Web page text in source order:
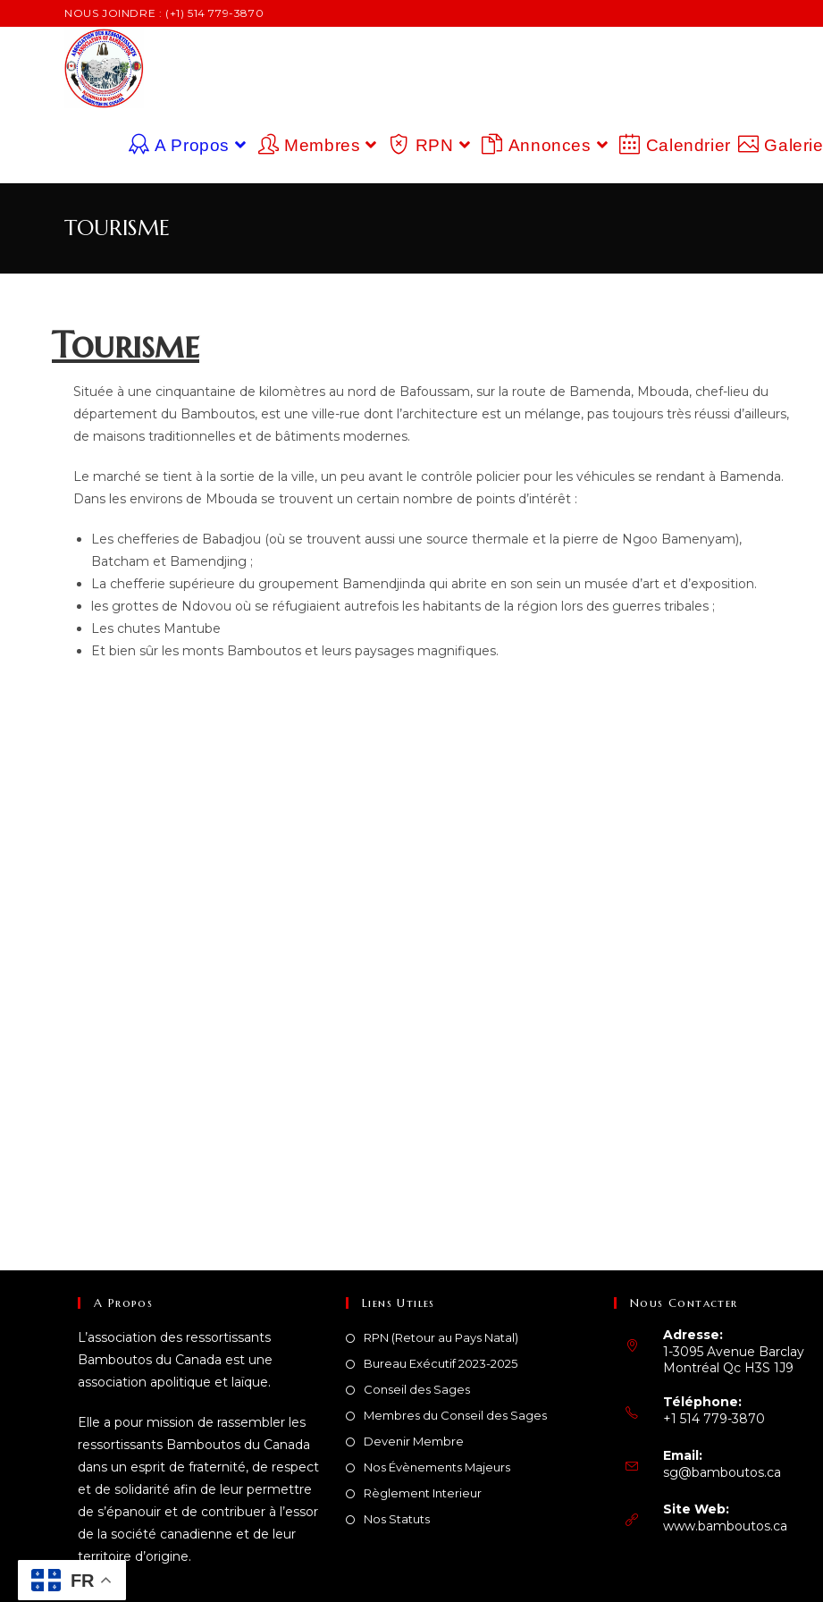
NOUS JOINDRE : (+1) 514 779-3870
A Propos Membres RPN Annonces Calendrier Galerie
TOURISME
Tourisme
Située à une cinquantaine de kilomètres au nord de Bafoussam, sur la route de Bamenda, Mbouda, chef-lieu du
département du Bamboutos, est une ville-rue dont l’architecture est un mélange, pas toujours très réussi d’ailleurs,
de maisons traditionnelles et de bâtiments modernes.
Le marché se tient à la sortie de la ville, un peu avant le contrôle policier pour les véhicules se rendant à Bamenda.
Dans les environs de Mbouda se trouvent un certain nombre de points d’intérêt :
Les chefferies de Babadjou (où se trouvent aussi une source thermale et la pierre de Ngoo Bamenyam),
Batcham et Bamendjing ;
La chefferie supérieure du groupement Bamendjinda qui abrite en son sein un musée d’art et d’exposition.
les grottes de Ndovou où se réfugiaient autrefois les habitants de la région lors des guerres tribales ;
Les chutes Mantube
Et bien sûr les monts Bamboutos et leurs paysages magnifiques.
A Propos
L’association des ressortissants
Bamboutos du Canada est une
association apolitique et laïque.
Elle a pour mission de rassembler les
ressortissants Bamboutos du Canada
dans un esprit de fraternité, de respect
et de solidarité afin de leur permettre
de s’épanouir et de contribuer à l’essor
de la société canadienne et de leur
territoire d’origine.
Liens Utiles
RPN (Retour au Pays Natal)
Bureau Exécutif 2023-2025
Conseil des Sages
Membres du Conseil des Sages
Devenir Membre
Nos Évènements Majeurs
Règlement Interieur
Nos Statuts
Nous Contacter
Adresse:
1-3095 Avenue Barclay
Montréal Qc H3S 1J9
Téléphone:
+1 514 779-3870
Email:
sg@bamboutos.ca
Site Web:
www.bamboutos.ca
FR